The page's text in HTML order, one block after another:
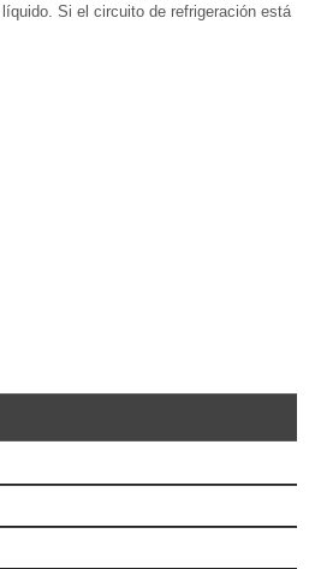
Si el circuito de refrigeración está